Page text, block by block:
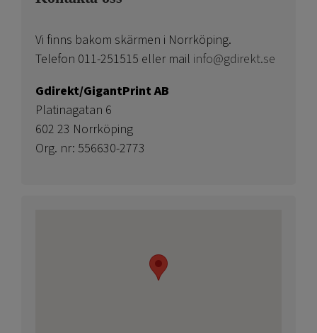
Vi finns bakom skärmen i Norrköping.
Telefon 011-251515 eller mail info@gdirekt.se
Gdirekt/GigantPrint AB
Platinagatan 6
602 23 Norrköping
Org. nr: 556630-2773